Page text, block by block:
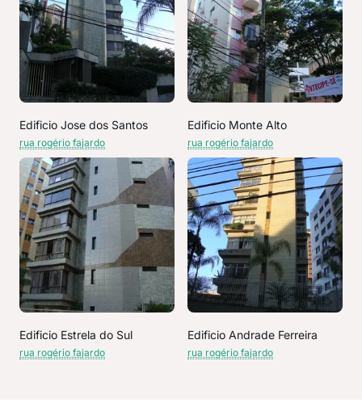
Edificio Jose dos Santos
rua rogério fajardo
Edificio Monte Alto
rua rogério fajardo
Edificio Estrela do Sul
rua rogério fajardo
Edificio Andrade Ferreira
rua rogério fajardo